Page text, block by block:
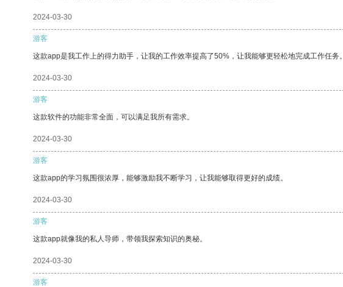
2024-03-30
游客
这款app是我工作上的得力助手，让我的工作效率提高了50%，让我能够更轻松地完成工作任务。
2024-03-30
游客
这款软件的功能非常全面，可以满足我所有需求。
2024-03-30
游客
这款app的学习氛围很浓厚，能够激励我不断学习，让我能够取得更好的成绩。
2024-03-30
游客
这款app就像我的私人导师，带领我探索知识的奥秘。
2024-03-30
游客